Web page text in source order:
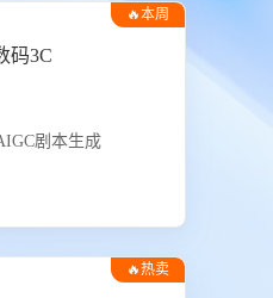
🔥本周
码3C
剧本生成
🔥热卖